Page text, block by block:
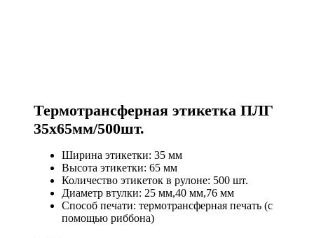
Термотрансферная этикетка ПЛГ
35х65мм/500шт.
Ширина этикетки: 35 мм
Высота этикетки: 65 мм
Количество этикеток в рулоне: 500 шт.
Диаметр втулки: 25 мм,40 мм,76 мм
Способ печати: термотрансферная печать (с
помощью риббона)